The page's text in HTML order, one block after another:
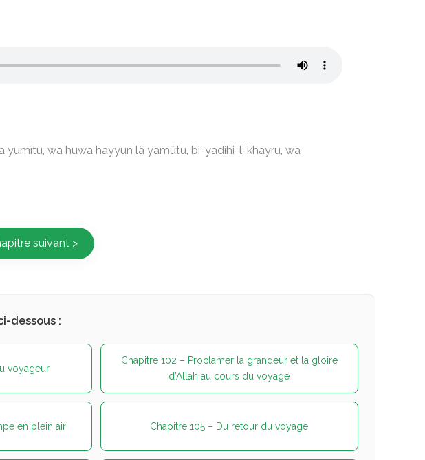
yumîtu, wa huwa hayyun lâ yamûtu, bi-yadihi-l-khayru, wa
suivant >
dessous :
voyageur
Chapitre 102 – Proclamer la grandeur et la gloire
d’Allah au cours du voyage
en plein air Chapitre 105 – Du retour du voyage